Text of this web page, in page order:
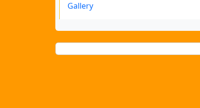
Gallery